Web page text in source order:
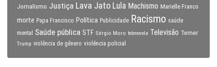
Jornalismo Justiça Lava Jato Lula Machismo Marielle Franco
morte Papa Francisco Política Publicidade Racismo saúde
mental
Saúde pública STF Sérgio Moro telenovela Televisão Temer
Trump violência de gênero violência policial